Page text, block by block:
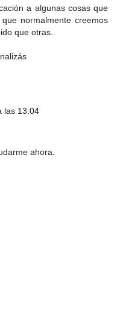
a algunas cosas que
normalmente creemos
que otras.
las 13:04
ahora.